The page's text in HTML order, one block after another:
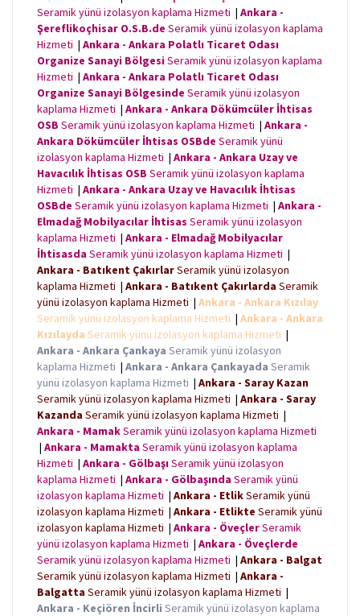
Seramik yünü izolasyon kaplama Hizmeti | Ankara -
Şereflikoçhisar O.S.B.de Seramik yünü izolasyon kaplama
Hizmeti | Ankara - Ankara Polatlı Ticaret Odası
Organize Sanayi BölgesiSeramik yünü izolasyon kaplama
Hizmeti | Ankara - Ankara Polatlı Ticaret Odası
Organize Sanayi Bölgesinde Seramik yünü izolasyon
kaplama Hizmeti | Ankara - Ankara Dökümcüler İhtisas
OSB Seramik yünü izolasyon kaplama Hizmeti | Ankara -
Ankara Dökümcüler İhtisas OSBde Seramik yünü
izolasyon kaplama Hizmeti | Ankara - Ankara Uzay ve
Havacılık İhtisas OSB Seramik yünü izolasyon kaplama
Hizmeti | Ankara - Ankara Uzay ve Havacılık İhtisas
OSBde Seramik yünü izolasyon kaplama Hizmeti | Ankara -
Elmadağ Mobilyacılar İhtisas Seramik yünü izolasyon
kaplama Hizmeti | Ankara - Elmadağ Mobilyacılar
İhtisasda Seramik yünü izolasyon kaplama Hizmeti |
Ankara - Batıkent ÇakırlarSeramik yünü izolasyon
kaplama Hizmeti | Ankara - Batıkent Çakırlarda Seramik
yünü izolasyon kaplama Hizmeti | Ankara - Ankara Kızılay
Seramik yünü izolasyon kaplama Hizmeti | Ankara - Ankara
Kızılayda Seramik yünü izolasyon kaplama Hizmeti |
Ankara - Ankara Çankaya Seramik yünü izolasyon
kaplama Hizmeti | Ankara - Ankara Çankayada Seramik
yünü izolasyon kaplama Hizmeti | Ankara - Saray Kazan
Seramik yünü izolasyon kaplama Hizmeti | Ankara - Saray
Kazanda Seramik yünü izolasyon kaplama Hizmeti |
Ankara - MamakSeramik yünü izolasyon kaplama Hizmeti
| Ankara - Mamakta Seramik yünü izolasyon kaplama
Hizmeti | Ankara - GölbaşıSeramik yünü izolasyon
kaplama Hizmeti | Ankara - Gölbaşında Seramik yünü
izolasyon kaplama Hizmeti | Ankara - EtlikSeramik yünü
izolasyon kaplama Hizmeti | Ankara - Etlikte Seramik yünü
izolasyon kaplama Hizmeti | Ankara - ÖveçlerSeramik
yünü izolasyon kaplama Hizmeti | Ankara - Öveçlerde
Seramik yünü izolasyon kaplama Hizmeti | Ankara - Balgat
Seramik yünü izolasyon kaplama Hizmeti | Ankara -
Balgatta Seramik yünü izolasyon kaplama Hizmeti |
Ankara - Keçiören İncirli Seramik yünü izolasyon kaplama